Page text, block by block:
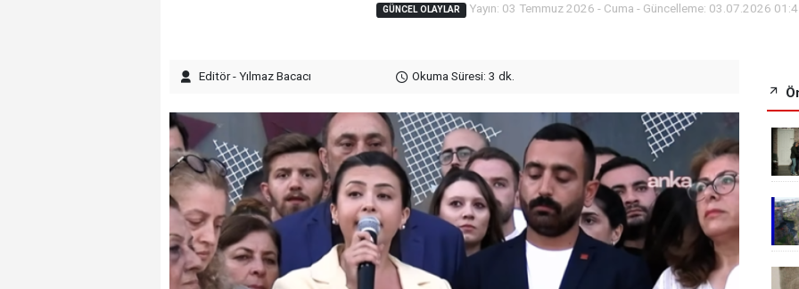
GÜNCEL OLAYLAR Yayın: 03 Temmuz 2026 - Cuma - Güncelleme: 03.07.2026
Editör - Yılmaz Bacacı Okuma Süresi: 3 dk.